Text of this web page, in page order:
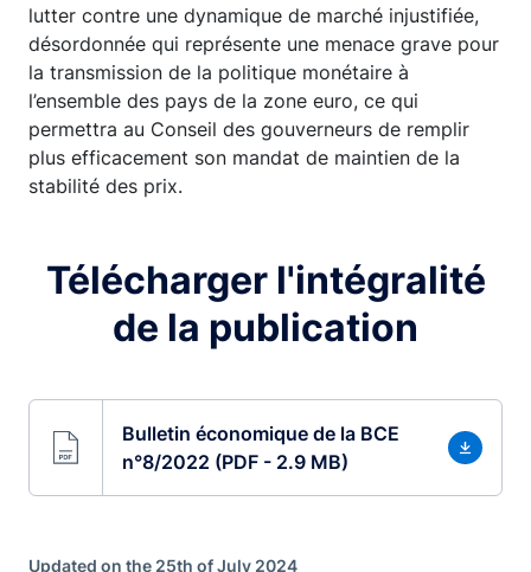
lutter contre une dynamique de marché injustifiée,
désordonnée qui représente une menace grave pour
la transmission de la politique monétaire à
l’ensemble des pays de la zone euro, ce qui
permettra au Conseil des gouverneurs de remplir
plus efficacement son mandat de maintien de la
stabilité des prix.
Télécharger l'intégralité
de la publication
Bulletin économique de la BCE
n°8/2022 (PDF - 2.9 MB)
Updated on the 25th of July 2024